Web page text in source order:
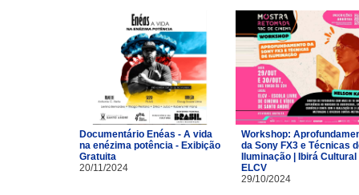
Documentário Enéas - A vida
na enézima potência - Exibição
Gratuita
20/11/2024
Workshop:
da Sony FX3 e Técnicas
Iluminação | Ibirá Cultural
ELCV
29/10/2024